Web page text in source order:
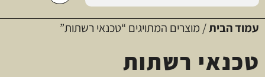
עמוד הבית/ מוצרים המתויגים “טכנאי רשתות”
טכנאי רשתות